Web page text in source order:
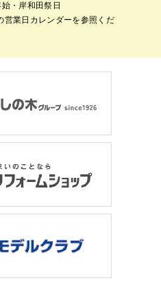
・岸和田祭日
業日カレンダーを参照くだ